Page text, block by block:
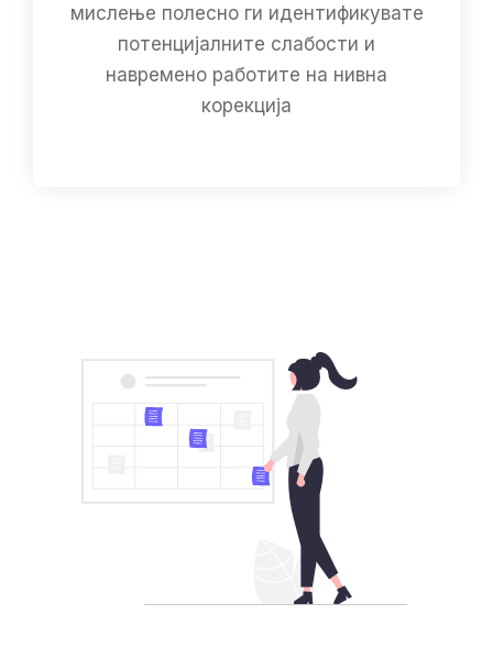
мислење полесно ги идентификувате
потенцијалните слабости и
навремено работите на нивна
корекција